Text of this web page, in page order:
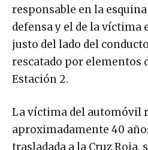
responsable en la
defensa y el de la víctima
justo del lado del
rescatado por elementos
Estación 2.
La víctima del automóvil
aproximadamente 40
trasladada a la Cruz Roja,